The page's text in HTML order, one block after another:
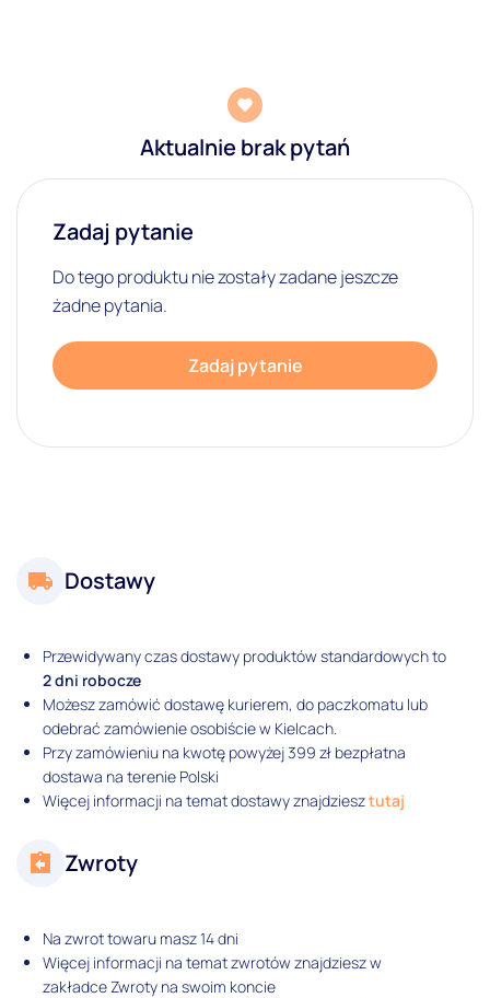
Aktualnie brak pytań
Zadaj pytanie
Do tego produktu nie zostały zadane jeszcze
żadne pytania.
Zadaj pytanie
Dostawy
Przewidywany czas dostawy produktów standardowych to
2 dni robocze
Możesz zamówić dostawę kurierem, do paczkomatu lub
odebrać zamówienie osobiście w Kielcach.
Przy zamówieniu na kwotę powyżej 399 zł bezpłatna
dostawa na terenie Polski
Więcej informacji na temat dostawy znajdziesztutaj
Zwroty
Na zwrot towaru masz 14 dni
Więcej informacji na temat zwrotów znajdziesz w
zakładce Zwroty na swoim koncie